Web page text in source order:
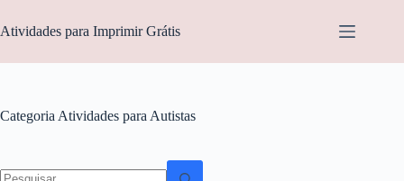
para
o
Atividades para Imprimir Grátis
Categoria Atividades para Autistas